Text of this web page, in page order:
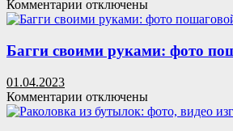
цветов
Комментарии к
записи
для
дрели
простая
конструкция
отключены
Багги своими руками: фото
01.04.2023
Комментарии к
записи
отключены